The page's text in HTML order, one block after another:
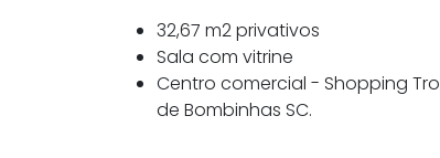
32,67 m2 privativos
Sala com vitrine
Centro comercial - Shopping
de Bombinhas SC.